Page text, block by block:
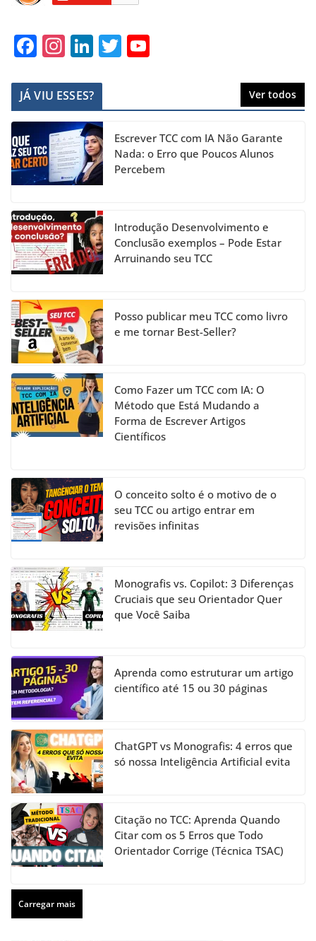
F
c
e
b
o
o
k
In
a
gr
a
m
Li
k
e
dI
n
T
er T
u
b
e
h
a
n
el
JÁ VIU ESSES? Ver todos
Escrever TCC com IA Não Garante
Nada: o Erro que Poucos Alunos
Percebem
Introdução Desenvolvimento e
Conclusão exemplos – Pode Estar
Arruinando seu TCC
Posso publicar meu TCC como livro
e me tornar Best-Seller?
Como Fazer um TCC com IA: O
Método que Está Mudando a
Forma de Escrever Artigos
Científicos
O conceito solto é o motivo de o
seu TCC ou artigo entrar em
revisões infinitas
Monografis vs. Copilot: 3 Diferenças
Cruciais que seu Orientador Quer
que Você Saiba
Aprenda como estruturar um artigo
científico até 15 ou 30 páginas
ChatGPT vs Monografis: 4 erros que
só nossa Inteligência Artificial evita
Citação no TCC: Aprenda Quando
Citar com os 5 Erros que Todo
Orientador Corrige (Técnica TSAC)
Carregar mais